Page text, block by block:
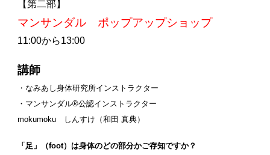
【第二部】
マンサンダル ポップアップショップ
11:00から13:00
講師
・なみあし身体研究所インストラクター
・マンサンダル®︎公認インストラクター
mokumoku しんすけ（和田 真典）
「足」（foot）は身体のどの部分かご存知ですか？